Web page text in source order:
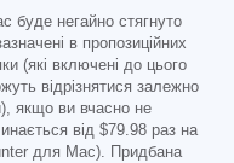
буде негайно стягнуто
в пропозиційних
(які включені до цього
відрізнятися залежно
якщо ви вчасно не
від $79.98 раз на
для Mac). Придбана